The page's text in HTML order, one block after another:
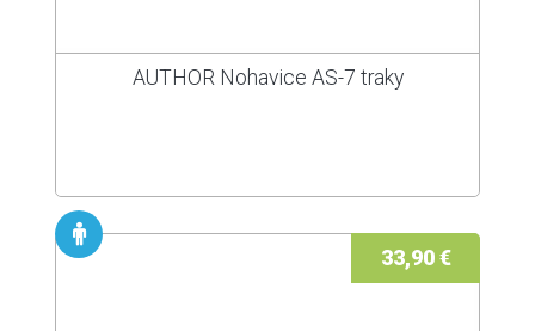
AUTHOR Nohavice AS-7 traky
33,90 €